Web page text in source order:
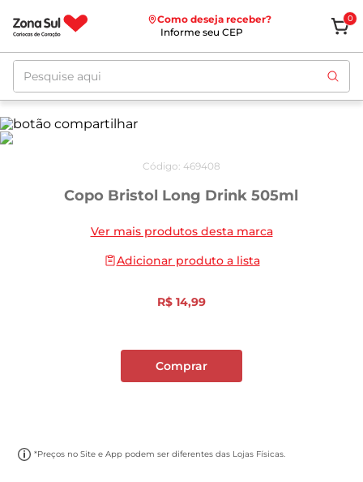
Como deseja receber?
Informe seu CEP
0
Pesquise aqui
Código: 469408
Copo Bristol Long Drink 505ml
Ver mais produtos desta marca
Adicionar produto a lista
R$ 14,99
Comprar
*Preços no Site e App podem ser diferentes das Lojas Físicas.